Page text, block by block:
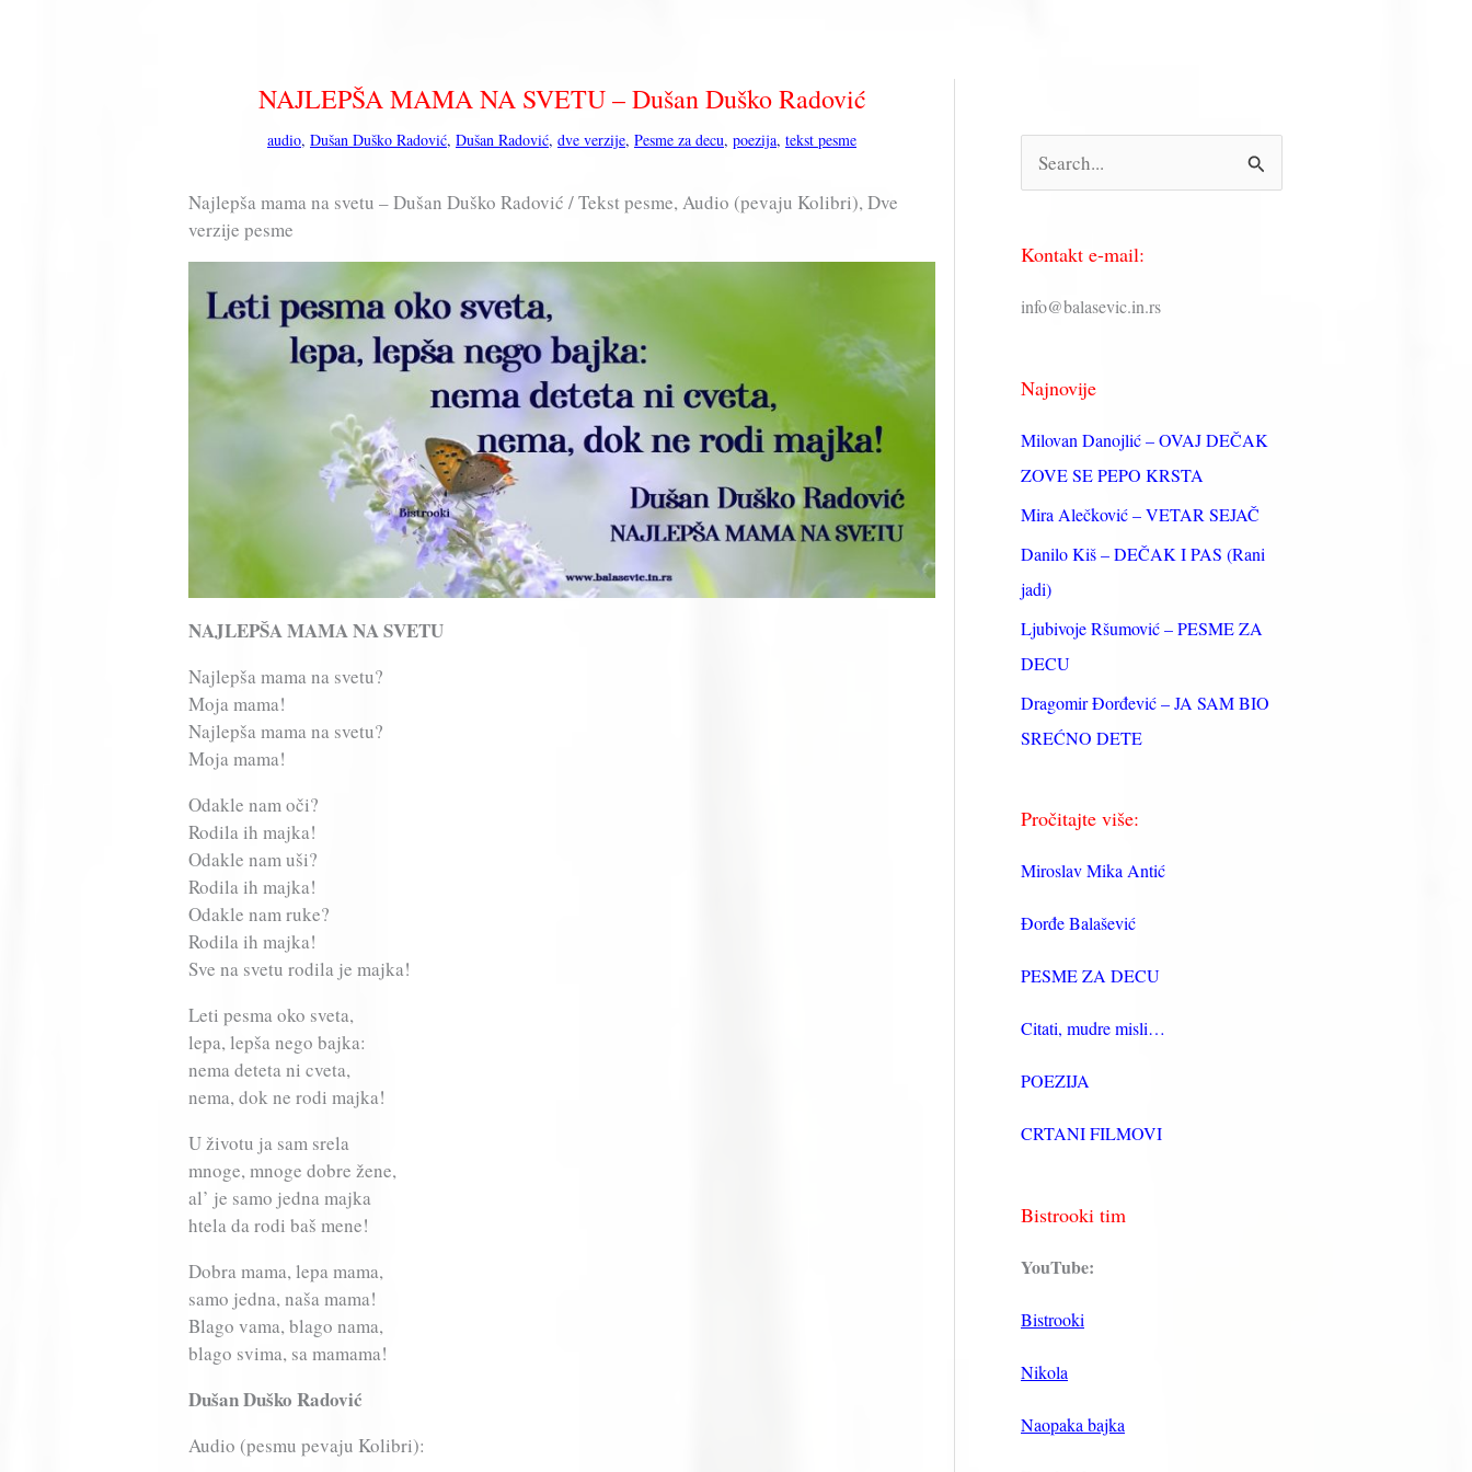
NAJLEPŠA MAMA NA SVETU – Dušan Duško Radović
audio, Dušan Duško Radović, Dušan Radović, dve verzije, Pesme za decu, poezija, tekst pesme
Najlepša mama na svetu – Dušan Duško Radović / Tekst pesme, Audio (pevaju Kolibri), Dve
verzije pesme
NAJLEPŠA MAMA NA SVETU
Najlepša mama na svetu?
Moja mama!
Najlepša mama na svetu?
Moja mama!
Odakle nam oči?
Rodila ih majka!
Odakle nam uši?
Rodila ih majka!
Odakle nam ruke?
Rodila ih majka!
Sve na svetu rodila je majka!
Leti pesma oko sveta,
lepa, lepša nego bajka:
nema deteta ni cveta,
nema, dok ne rodi majka!
U životu ja sam srela
mnoge, mnoge dobre žene,
al’ je samo jedna majka
htela da rodi baš mene!
Dobra mama, lepa mama,
samo jedna, naša mama!
Blago vama, blago nama,
blago svima, sa mamama!
Dušan Duško Radović
Audio (pesmu pevaju Kolibri):
р
т
а
з
а
Kontakt e-mail:
info@balasevic.in.rs
Najnovije
Milovan Danojlić – OVAJ DEČAK
ZOVE SE PEPO KRSTA
Mira Alečković – VETAR SEJAČ
Danilo Kiš – DEČAK I PAS (Rani
jadi)
Ljubivoje Ršumović – PESME ZA
DECU
Dragomir Đorđević – JA SAM BIO
SREĆNO DETE
Pročitajte više:
Miroslav Mika Antić
Đorđe Balašević
PESME ZA DECU
Citati, mudre misli…
POEZIJA
CRTANI FILMOVI
Bistrooki tim
YouTube:
Bistrooki
Nikola
Naopaka bajka